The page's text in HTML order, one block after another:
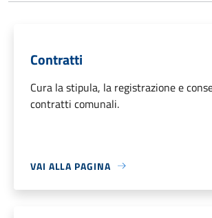
Contratti
Cura la stipula, la registrazione e
contratti comunali.
VAI ALLA PAGINA